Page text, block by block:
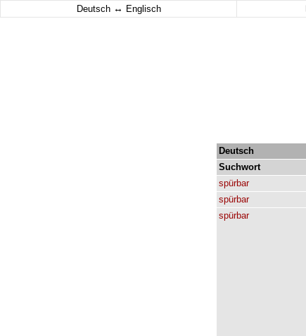
Deutsch ↔ Englisch
Deutsch
Suchwort
spürbar
spürbar
spürbar